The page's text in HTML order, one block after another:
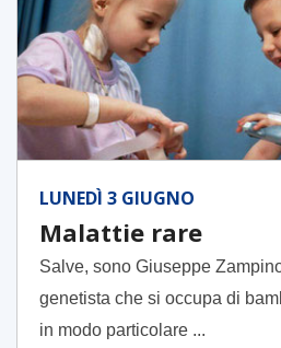
LUNEDÌ 3 GIUGNO
Malattie rare
Salve, sono Giuseppe
genetista che si occupa di
in modo particolare ...